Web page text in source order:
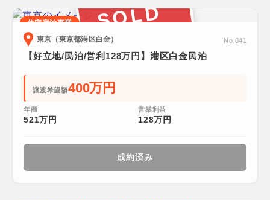
SOLD
住宅宿泊事業
東京（東京都港区白金）
No.041
【好立地/民泊/営利128万円】港区白金民泊
譲渡希望額400万円
年商
521万円
営業利益
128万円
成約済み